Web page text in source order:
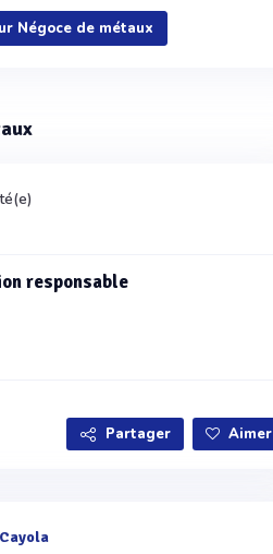
Voir plus
Négoce de métaux
responsable
Partager Aimer